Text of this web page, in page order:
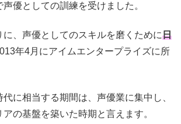
声優としての訓練を受けました。
に、声優としてのスキルを磨くために日
年4月にアイムエンタープライズに所
に相当する期間は、声優業に集中し、
の基盤を築いた時期と言えます。